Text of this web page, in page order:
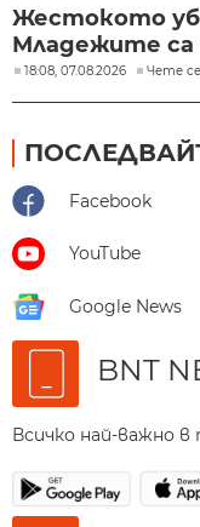
Жестокото
Младежите са
18:08, 07.08.2026 Чете
Facebook
YouTube
Google News
BNT
Всичко най-важно